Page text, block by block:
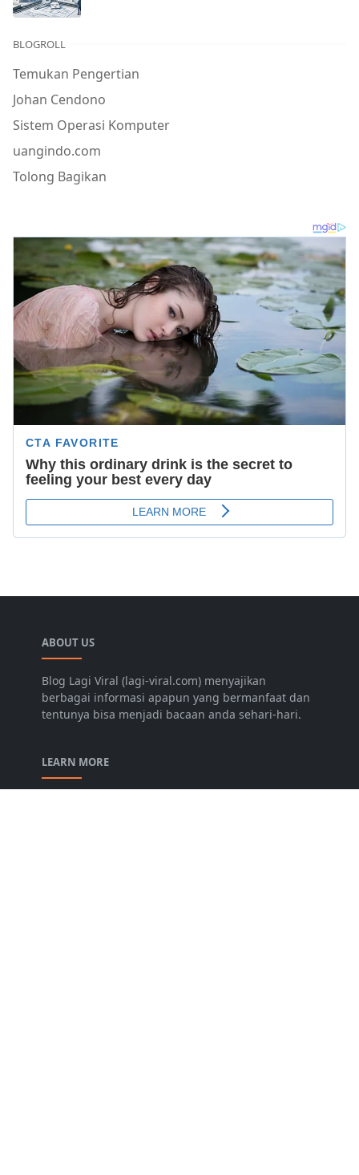
BLOGROLL
Temukan Pengertian
Johan Cendono
Sistem Operasi Komputer
uangindo.com
Tolong Bagikan
ABOUT US
Blog Lagi Viral (lagi-viral.com) menyajikan
berbagai informasi apapun yang bermanfaat dan
tentunya bisa menjadi bacaan anda sehari-hari.
LEARN MORE